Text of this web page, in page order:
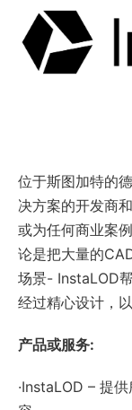
位于斯图加特的
决方案的开发商
或为任何商业案
论是把大量的
场景- InstaLOD
经过精心设计，
产品或服务:
·InstaLOD – 提